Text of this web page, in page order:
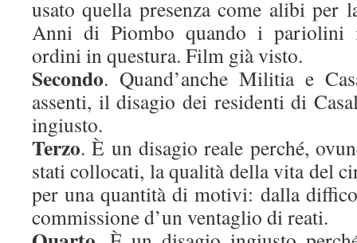
usato quella presenza come alibi per
Anni di Piombo quando i pariolini
ordini in questura. Film già visto.
Secondo. Quand’anche Militia e
assenti, il disagio dei residenti di
ingiusto.
Terzo. È un disagio reale perché,
stati collocati, la qualità della vita del
per una quantità di motivi: dalla
commissione d’un ventaglio di reati.